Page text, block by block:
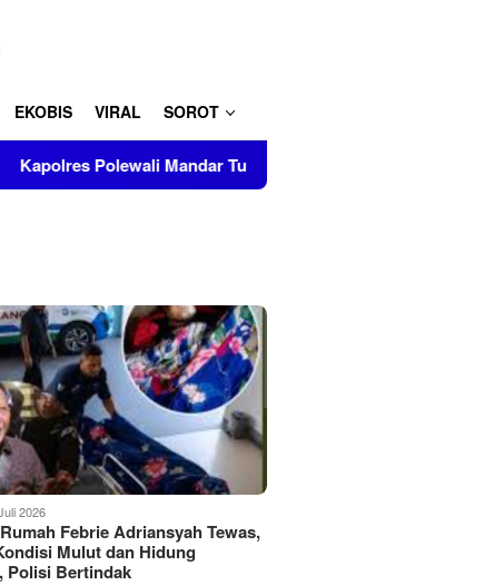
EKOBIS VIRAL SOROT
Turut Musnahkan Barang Bukti Perkara Inkrah di
2026
Febrie Adriansyah Tewas,
Mulut dan Hidung
Polisi Bertindak